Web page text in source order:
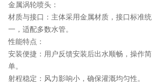
金属涡轮喷头：
材质与接口：主体采用金属材质，接口标准统
一，适配多数水管。
性能特点：
安装便捷：用户反馈安装后出水顺畅，操作简
单。
射程稳定：风力影响小，确保灌溉均匀性。